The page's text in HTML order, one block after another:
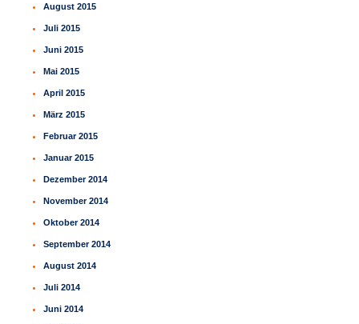
August 2015
Juli 2015
Juni 2015
Mai 2015
April 2015
März 2015
Februar 2015
Januar 2015
Dezember 2014
November 2014
Oktober 2014
September 2014
August 2014
Juli 2014
Juni 2014